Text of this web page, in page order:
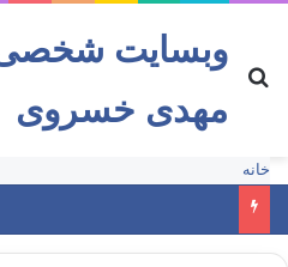
وبسایت
مهدی خسروی
خانه